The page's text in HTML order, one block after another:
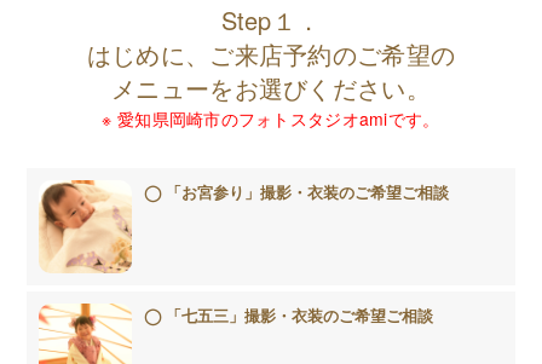
Step１．
はじめに、ご来店予約のご希望の
メニューをお選びください。
※ 愛知県岡崎市のフォトスタジオamiです。
「お宮参り」撮影・衣装のご希望ご相談
「七五三」撮影・衣装のご希望ご相談